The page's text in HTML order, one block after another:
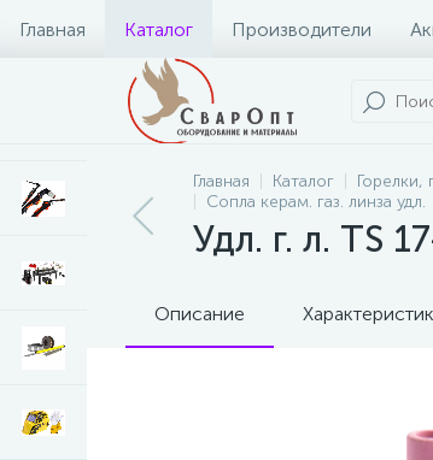
Главная Каталог Производители
Главная Каталог Горелки,
Сопла керам. газ. линза удл.
Удл. г. л. TS
Описание